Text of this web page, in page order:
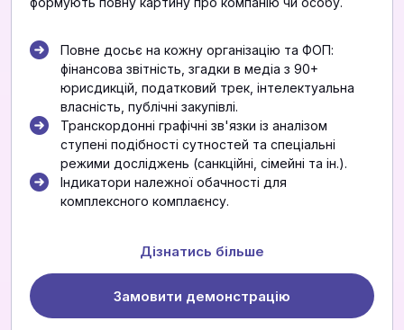
Повне досьє на кожну організацію та ФОП:
фінансова звітність, згадки в медіа з 90+
юрисдикцій, податковий трек, інтелектуальна
власність, публічні закупівлі.
Транскордонні графічні зв'язки із аналізом
ступені подібності сутностей та спеціальні
режими досліджень (санкційні, сімейні та ін.).
Індикатори належної обачності для
комплексного комплаєнсу.
Дізнатись більше
Замовити демонстрацію